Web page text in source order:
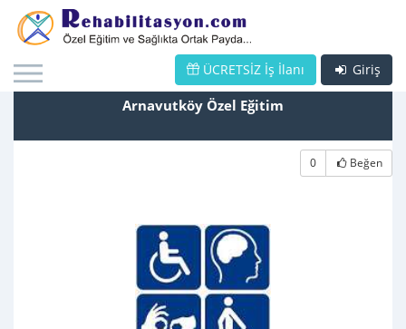
Giriş
ÜCRETSİZ İş İlanı
Arnavutköy Özel Eğitim
0 Beğen